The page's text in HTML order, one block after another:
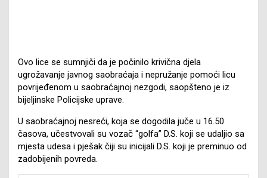
Ovo lice se sumnjiči da je počinilo krivična djela
ugrožavanje javnog saobraćaja i nepružanje pomoći licu
povrijeđenom u saobraćajnoj nezgodi, saopšteno je iz
bijeljinske Policijske uprave.
U saobraćajnoj nesreći, koja se dogodila juče u 16.50
časova, učestvovali su vozač “golfa” D.S. koji se udaljio sa
mjesta udesa i pješak čiji su inicijali D.S. koji je preminuo od
zadobijenih povreda.